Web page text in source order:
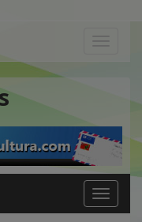
Toggle
navigation